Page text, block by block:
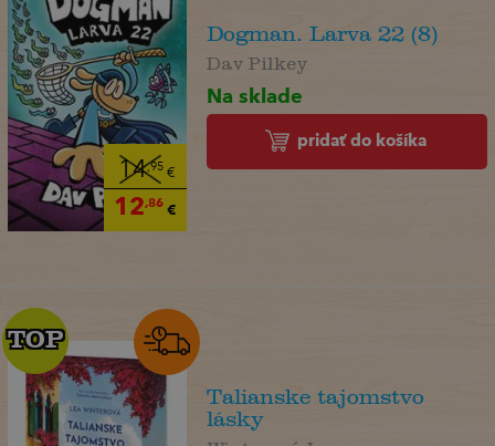
14,95€
12,86€
Dogman. Larva 22 (8)
Dav Pilkey
Na sklade
pridať do košíka
TOP
TOP
Talianske tajomstvo
lásky